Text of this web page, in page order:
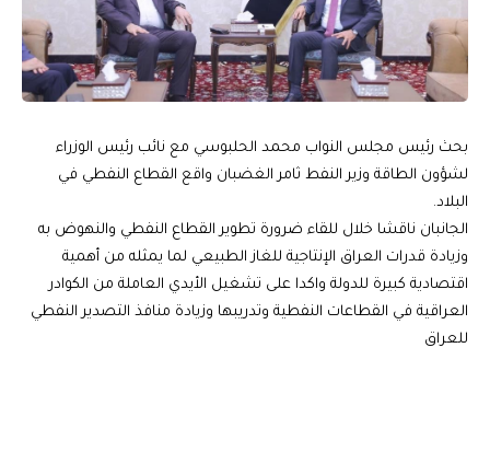
بحث رئيس مجلس النواب محمد الحلبوسي مع نائب رئيس الوزراء
لشؤون الطاقة وزير النفط ثامر الغضبان واقع القطاع النفطي في
البلاد.
الجانبان ناقشا خلال للقاء ضرورة تطوير القطاع النفطي والنهوض به
وزيادة قدرات العراق الإنتاجية للغاز الطبيعي لما يمثله من أهمية
اقتصادية كبيرة للدولة واكدا على تشغيل الأيدي العاملة من الكوادر
العراقية في القطاعات النفطية وتدريبها وزيادة منافذ التصدير النفطي
للعراق